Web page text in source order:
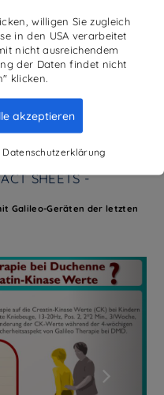
die
Kindertherapie
Liste der
SHEETS -
Galileo-Geräten der letzten
willigen Sie zugleich
in den USA verarbeitet
nicht ausreichendem
der Daten findet nicht
klicken.
akzeptieren
Datenschutzerklärung